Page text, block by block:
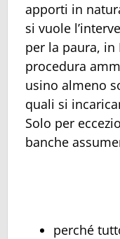
apporti in
si vuole
per la paura,
procedura
usino almeno
quali si
Solo per
banche
perché